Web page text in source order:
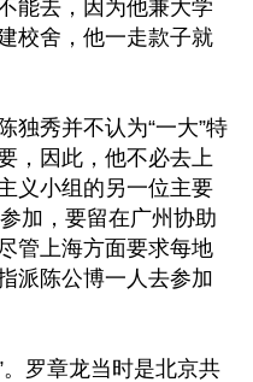
能去，因为他兼大学
校舍，他一走款子就
独秀并不认为“一大”特
，因此，他不必去上
义小组的另一位主要
加，要留在广州协助
管上海方面要求每地
派陈公博一人去参加
。罗章龙当时是北京共